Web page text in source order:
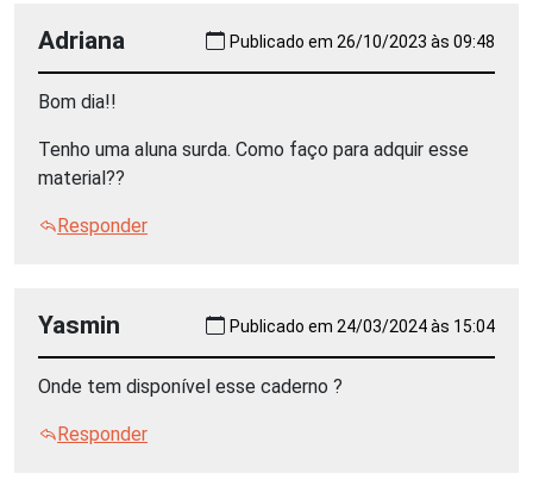
Adriana Publicado em 26/10/2023 às 09:48
Bom dia!!
Tenho uma aluna surda. Como faço para adquir esse
material??
Responder
Yasmin Publicado em 24/03/2024 às 15:04
Onde tem disponível esse caderno ?
Responder